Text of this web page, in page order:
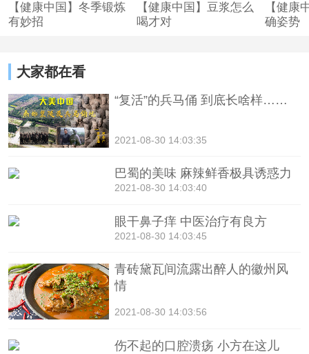
【健康中国】冬季锻炼
有妙招
【健康中国】豆浆怎么
喝才对
【健康
确姿势
大家都在看
“复活”的兵马俑 到底长啥样……
2021-08-30 14:03:35
巴蜀的美味 麻辣鲜香极具诱惑力
2021-08-30 14:03:40
眼干鼻子痒 中医治疗有良方
2021-08-30 14:03:45
青砖黛瓦间流露出醉人的徽州风
情
2021-08-30 14:03:56
伤不起的口腔溃疡 小方在这儿